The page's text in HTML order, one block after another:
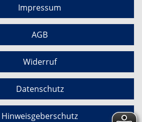
Impressum
AGB
Widerruf
Datenschutz
Hinweisgeberschutz